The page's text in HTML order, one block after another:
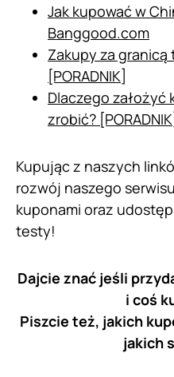
Jak kupować w
Banggood.com
Zakupy za
[PORADNIK]
Dlaczego założyć
zrobić?
Kupując z naszych
rozwój naszego
kuponami oraz
testy!
Dajcie znać jeśli
i coś
Piszcie też, jakich
jakich